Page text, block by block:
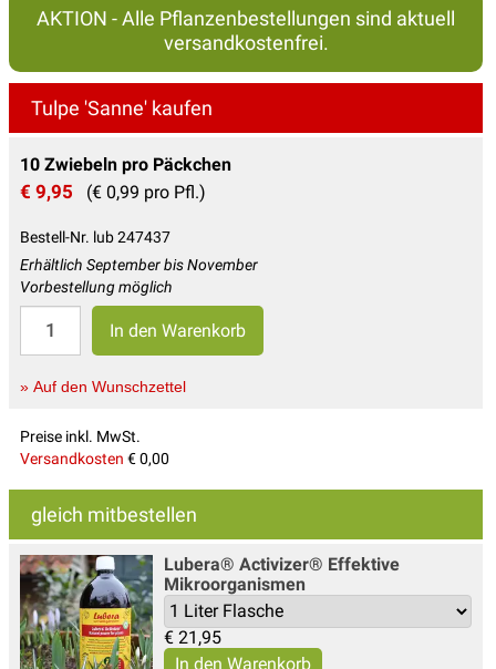
AKTION - Alle Pflanzenbestellungen sind aktuell
versandkostenfrei.
Tulpe 'Sanne' kaufen
10 Zwiebeln pro Päckchen
€ 9,95 (€ 0,99 pro Pfl.)
Bestell-Nr. lub 247437
Erhältlich September bis November
Vorbestellung möglich
» Auf den Wunschzettel
Preise inkl. MwSt.
Versandkosten € 0,00
gleich mitbestellen
Lubera® Activizer® Effektive
Mikroorganismen
€ 21,95